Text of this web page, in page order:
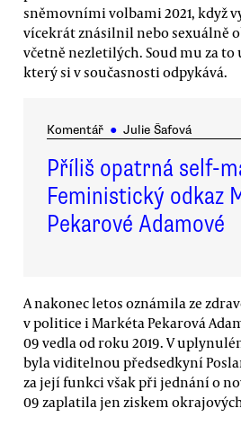
sněmovními volbami 2021, když
vícekrát znásilnil nebo sexuálně
včetně nezletilých. Soud mu za
který si v současnosti odpykává.
Komentář ● Julie Šafová
Příliš opatrná self-
Feministický odkaz
Pekarové Adamové
A nakonec letos oznámila ze
v politice i Markéta Pekarová
09 vedla od roku 2019. V
byla viditelnou předsedkyní
za její funkci však při jednání o
09 zaplatila jen ziskem